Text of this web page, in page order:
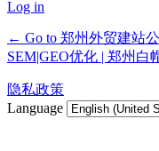
Log in
← Go to 郑州外贸建站
SEM|GEO优化 | 郑州白
隐私政策
Language